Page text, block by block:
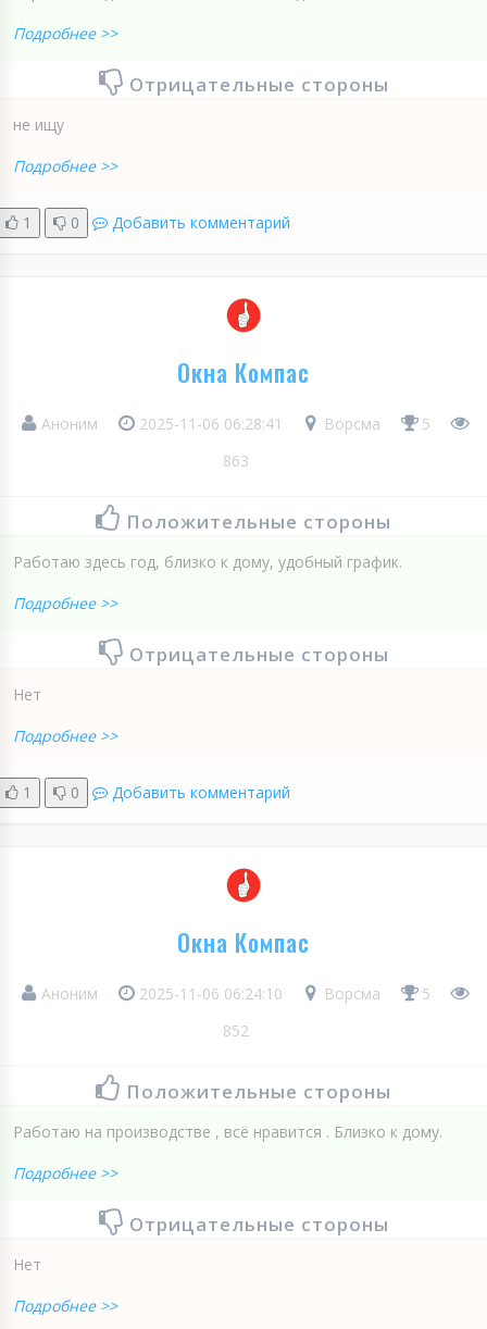
Подробнее >>
Отрицательные стороны
не ищу
Подробнее >>
1 0 Добавить комментарий
Окна Компас
Аноним 2025-11-06 06:28:41 Ворсма
5
863
Положительные стороны
Работаю здесь год, близко к дому, удобный график.
Подробнее >>
Отрицательные стороны
Нет
Подробнее >>
1 0 Добавить комментарий
Окна Компас
Аноним 2025-11-06 06:24:10 Ворсма
5
852
Положительные стороны
Работаю на производстве , всё нравится . Близко к дому.
Подробнее >>
Отрицательные стороны
Нет
Подробнее >>